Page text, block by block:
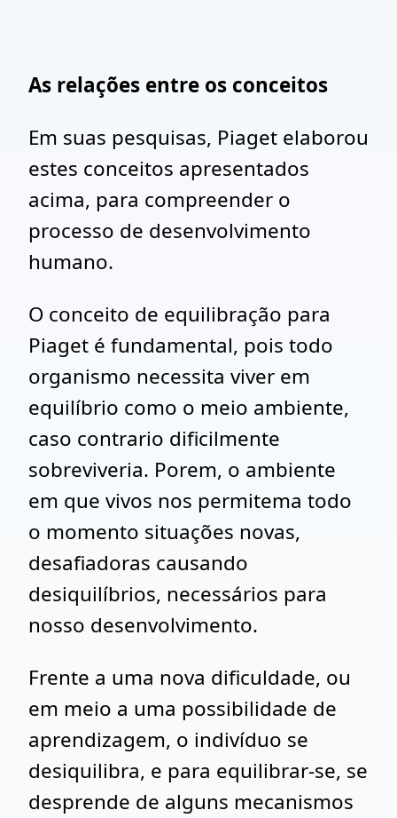
As relações entre os conceitos
Em suas pesquisas, Piaget elaborou
estes conceitos apresentados
acima, para compreender o
processo de desenvolvimento
humano.
O conceito de equilibração para
Piaget é fundamental, pois todo
organismo necessita viver em
equilíbrio como o meio ambiente,
caso contrario dificilmente
sobreviveria. Porem, o ambiente
em que vivos nos permitema todo
o momento situações novas,
desafiadoras causando
desiquilíbrios, necessários para
nosso desenvolvimento.
Frente a uma nova dificuldade, ou
em meio a uma possibilidade de
aprendizagem, o indivíduo se
desiquilibra, e para equilibrar-se, se
desprende de alguns mecanismos